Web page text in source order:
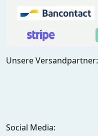
Unsere Versandpartner:
Social Media: